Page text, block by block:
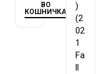
ВО
КОШНИЧКА
)
(2
02
1
Fa
ll